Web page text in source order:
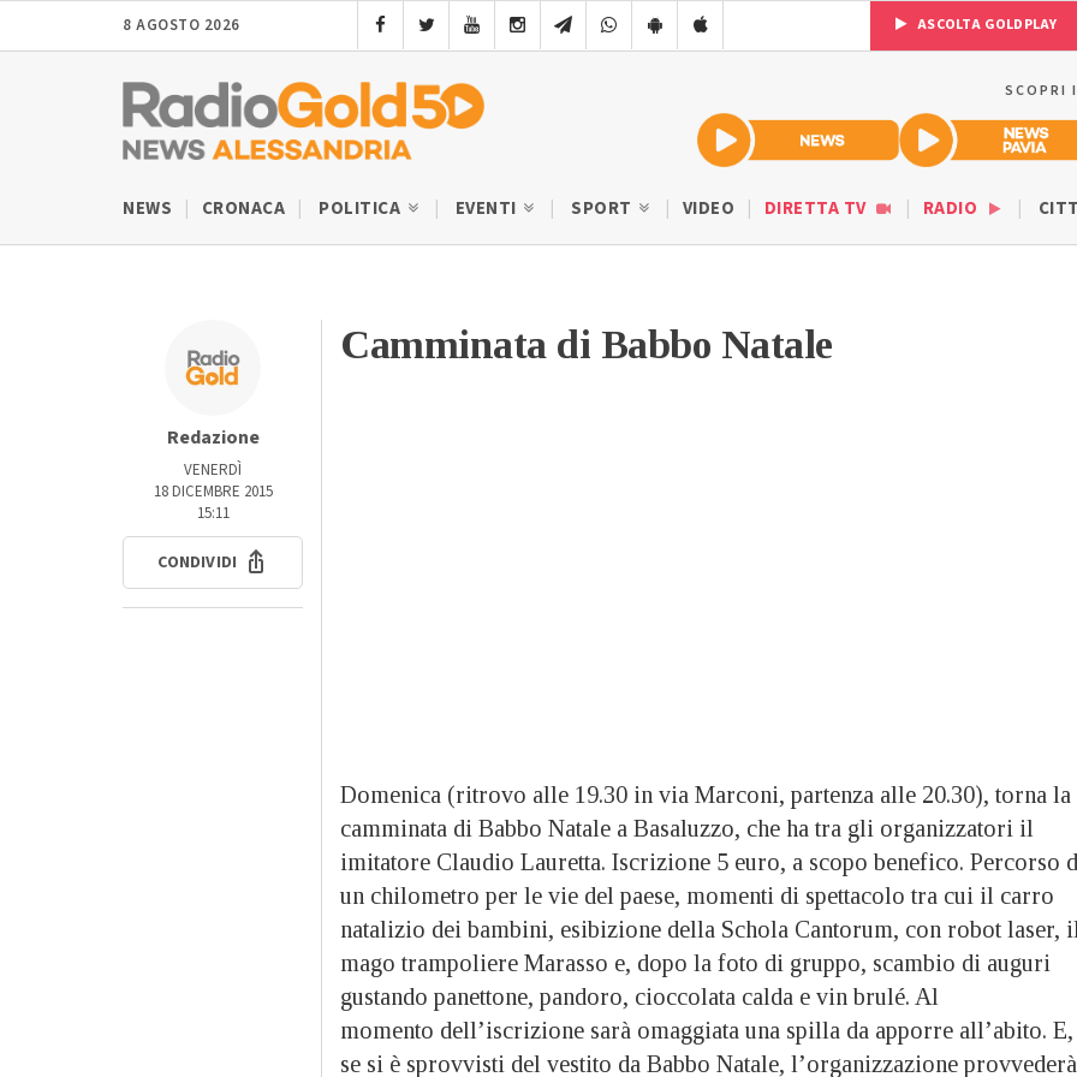
8 AGOSTO 2026 ASCOLTA GOLDPLAY
SCOPRI
NEWS CRONACA POLITICA EVENTI SPORT VIDEO DIRETTA TV RADIO
Redazione
VENERDÌ
18 DICEMBRE 2015
15:11
CONDIVIDI
Camminata di Babbo Natale
Domenica (ritrovo alle 19.30 in via Marconi, partenza alle 20.30), torna la
camminata di Babbo Natale a Basaluzzo, che ha tra gli organizzatori il
imitatore Claudio Lauretta. Iscrizione 5 euro, a scopo benefico. Percorso
un chilometro per le vie del paese, momenti di spettacolo tra cui il carro
natalizio dei bambini, esibizione della Schola Cantorum, con robot laser, il
mago trampoliere Marasso e, dopo la foto di gruppo, scambio di auguri
gustando panettone, pandoro, cioccolata calda e vin brulé. Al
momento dell’iscrizione sarà omaggiata una spilla da apporre all’abito. E,
se si è sprovvisti del vestito da Babbo Natale, l’organizzazione